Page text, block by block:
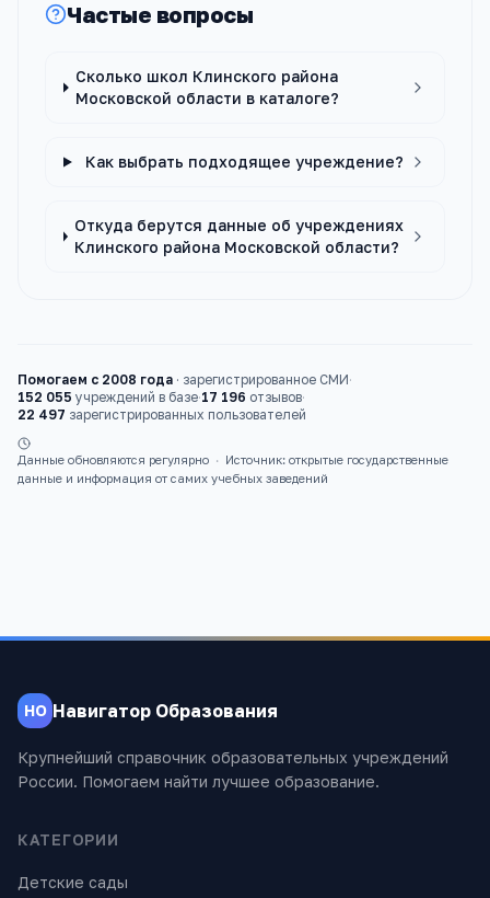
Частые вопросы
Сколько школ Клинского района
Московской области в каталоге?
Как выбрать подходящее учреждение?
Откуда берутся данные об учреждениях
Клинского района Московской области?
Помогаем с 2008 года · зарегистрированное СМИ·
152 055 учреждений в базе·17 196 отзывов·
22 497 зарегистрированных пользователей
Данные обновляются регулярно ·
Источник: открытые государственные
данные и информация от самих учебных заведений
НО Навигатор Образования
Крупнейший справочник образовательных учреждений
России. Помогаем найти лучшее образование.
КАТЕГОРИИ
Детские сады